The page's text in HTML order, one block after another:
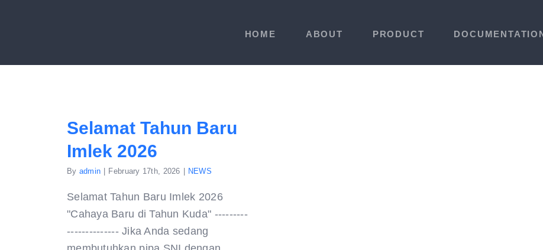
HOME ABOUT PRODUCT
Selamat Tahun Baru
Imlek 2026
By admin February 17th, 2026 NEWS
Selamat Tahun Baru Imlek 2026
"Cahaya Baru di Tahun Kuda" ---------
-------------- Jika Anda sedang